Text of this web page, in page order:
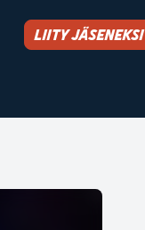
Liity jäseneksi